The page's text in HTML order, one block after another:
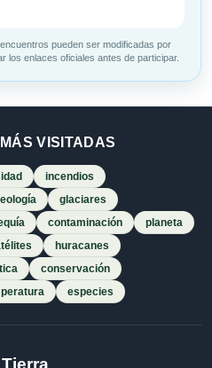
pueden ser modificadas por
los enlaces oficiales antes de participar.
VISITADAS
incendios
glaciares
contaminación
planeta
huracanes
conservación
especies